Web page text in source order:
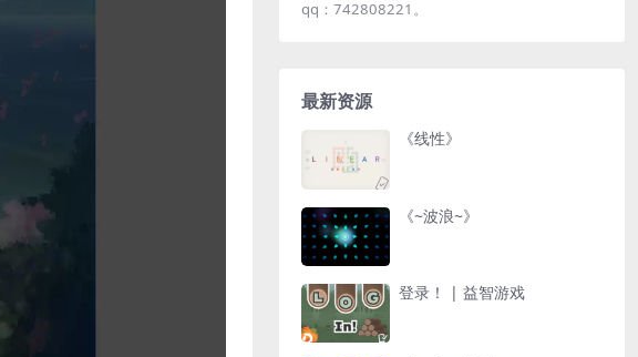
qq：742808221。
最新资源
《线性》
《~波浪~》
登录！ | 益智游戏